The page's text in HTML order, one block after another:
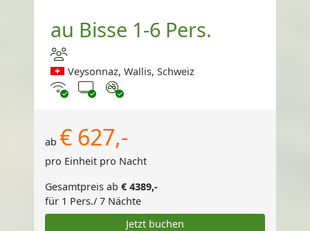
au Bisse 1-6 Pers.
Veysonnaz, Wallis, Schweiz
Internet
TV Nichtraucher
ab € 627,-
pro Einheit pro Nacht
Gesamtpreis ab € 4389,-
für 1 Pers./ 7 Nächte
Jetzt buchen